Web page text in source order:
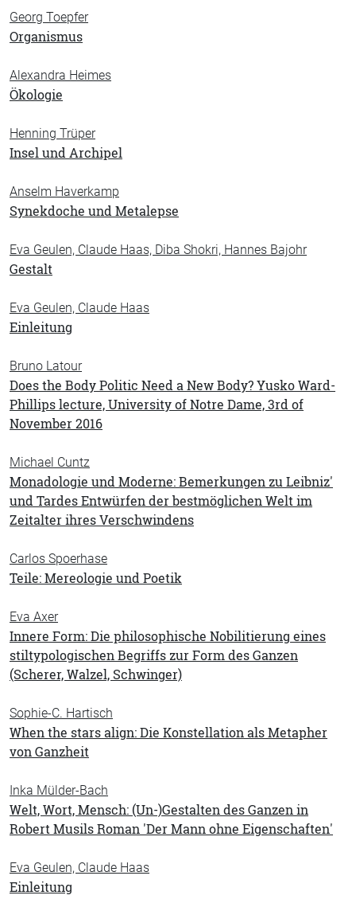
Georg Toepfer
Organismus
Alexandra Heimes
Ökologie
Henning Trüper
Insel und Archipel
Anselm Haverkamp
Synekdoche und Metalepse
Eva Geulen, Claude Haas, Diba Shokri, Hannes Bajohr
Gestalt
Eva Geulen, Claude Haas
Einleitung
Bruno Latour
Does the Body Politic Need a New Body? Yusko Ward-
Phillips lecture, University of Notre Dame, 3rd of
November 2016
Michael Cuntz
Monadologie und Moderne: Bemerkungen zu Leibniz'
und Tardes Entwürfen der bestmöglichen Welt im
Zeitalter ihres Verschwindens
Carlos Spoerhase
Teile: Mereologie und Poetik
Eva Axer
Innere Form: Die philosophische Nobilitierung eines
stiltypologischen Begriffs zur Form des Ganzen
(Scherer, Walzel, Schwinger)
Sophie-C. Hartisch
When the stars align: Die Konstellation als Metapher
von Ganzheit
Inka Mülder-Bach
Welt, Wort, Mensch: (Un-)Gestalten des Ganzen in
Robert Musils Roman 'Der Mann ohne Eigenschaften'
Eva Geulen, Claude Haas
Einleitung